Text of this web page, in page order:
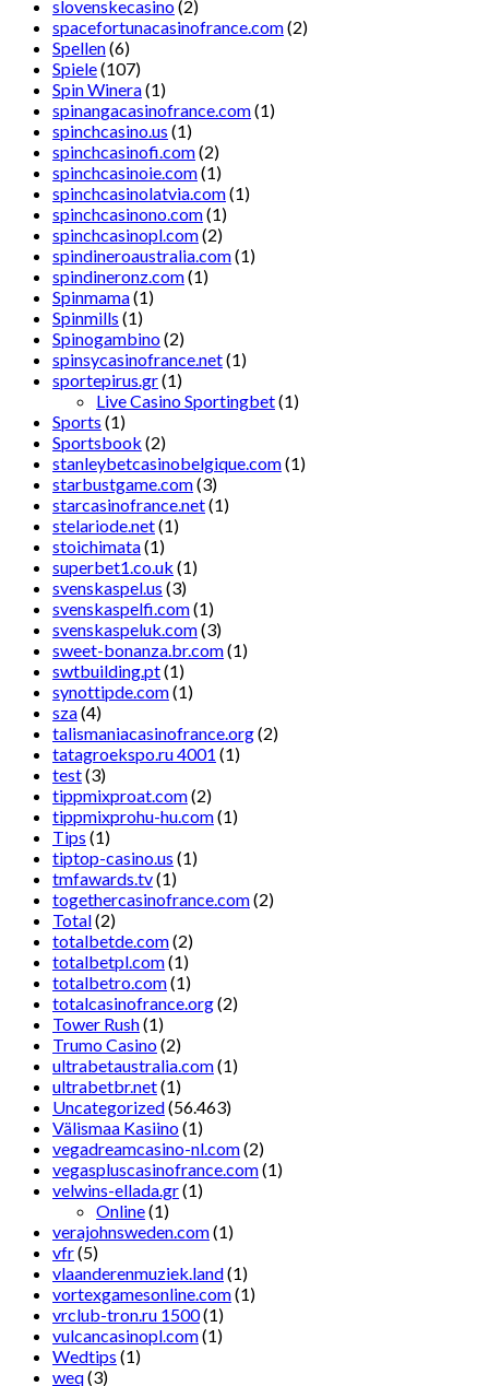
slovenskecasino(2)
spacefortunacasinofrance.com(2)
Spellen(6)
Spiele(107)
Spin Winera(1)
spinangacasinofrance.com(1)
spinchcasino.us (1)
spinchcasinofi.com(2)
spinchcasinoie.com(1)
spinchcasinolatvia.com(1)
spinchcasinono.com(1)
spinchcasinopl.com(2)
spindineroaustralia.com(1)
spindineronz.com(1)
Spinmama(1)
Spinmills (1)
Spinogambino(2)
spinsycasinofrance.net(1)
sportepirus.gr(1)
Live Casino Sportingbet(1)
Sports (1)
Sportsbook (2)
stanleybetcasinobelgique.com(1)
starbustgame.com(3)
starcasinofrance.net(1)
stelariode.net(1)
stoichimata(1)
superbet1.co.uk (1)
svenskaspel.us (3)
svenskaspelfi.com(1)
svenskaspeluk.com(3)
sweet-bonanza.br.com(1)
swtbuilding.pt(1)
synottipde.com(1)
sza(4)
talismaniacasinofrance.org(2)
tatagroekspo.ru 4001 (1)
test(3)
tippmixproat.com(2)
tippmixprohu-hu.com(1)
Tips (1)
tiptop-casino.us (1)
tmfawards.tv(1)
togethercasinofrance.com(2)
Total(2)
totalbetde.com(2)
totalbetpl.com(1)
totalbetro.com(1)
totalcasinofrance.org(2)
Tower Rush(1)
Trumo Casino(2)
ultrabetaustralia.com(1)
ultrabetbr.net(1)
Uncategorized(56.463)
Välismaa Kasiino(1)
vegadreamcasino-nl.com(2)
vegaspluscasinofrance.com(1)
velwins-ellada.gr(1)
Online(1)
verajohnsweden.com(1)
vfr(5)
vlaanderenmuziek.land(1)
vortexgamesonline.com(1)
vrclub-tron.ru 1500(1)
vulcancasinopl.com(1)
Wedtips (1)
weq(3)